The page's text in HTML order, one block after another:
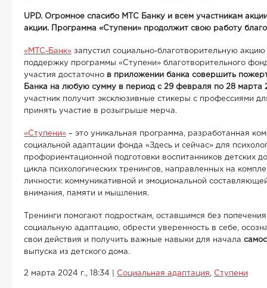
UPD. Огромное спасибо МТС Банку и всем участникам
акции. Программа «Ступени» продолжит свою работу
«МТС-Банк» запустил социально-благотворительную акцию
поддержку программы «Ступени» благотворительного
участия достаточно в приложении банка совершить
Банка на любую сумму в период с 29 февраля по 28 марта
участник получит эксклюзивные стикеры с профессиями
принять участие в розыгрыше мерча.
«Ступени» – это уникальная программа, разработанная
социальной адаптации фонда «Здесь и сейчас» для
профориентационной подготовки воспитанников детских
цикла психологических тренингов, направленных на
личности: коммуникативной и эмоциональной
внимания, памяти и мышления.
Тренинги помогают подросткам, оставшимся без
социальную адаптацию, обрести уверенность в себе,
свои действия и получить важные навыки для начала
выпуска из детского дома.
2 марта 2024 г., 18:34 Социальная адаптация Ступени